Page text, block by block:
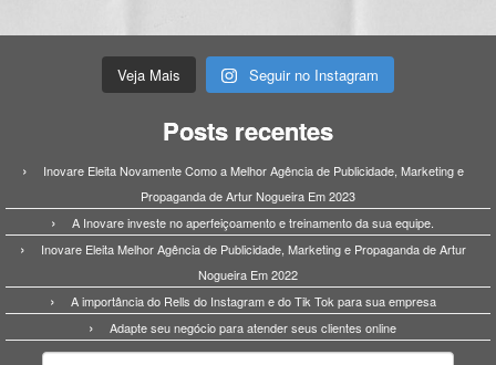
Veja Mais Seguir no Instagram
Posts recentes
Inovare Eleita Novamente Como a Melhor Agência de Publicidade, Marketing e
Propaganda de Artur Nogueira Em 2023
A Inovare investe no aperfeiçoamento e treinamento da sua equipe.
Inovare Eleita Melhor Agência de Publicidade, Marketing e Propaganda de Artur
Nogueira Em 2022
A importância do Rells do Instagram e do Tik Tok para sua empresa
Adapte seu negócio para atender seus clientes online